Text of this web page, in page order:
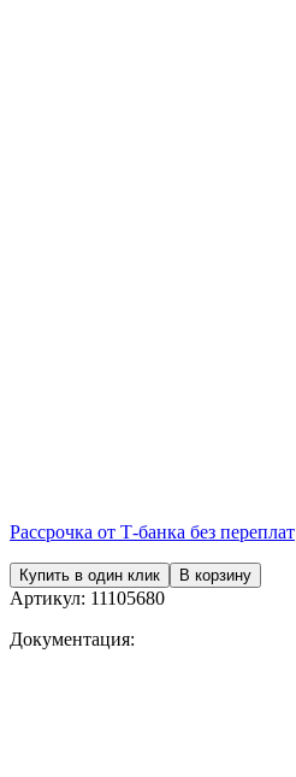
Рассрочка от Т-банка без переплат
Купить в один клик В корзину
Артикул: 11105680
Документация: